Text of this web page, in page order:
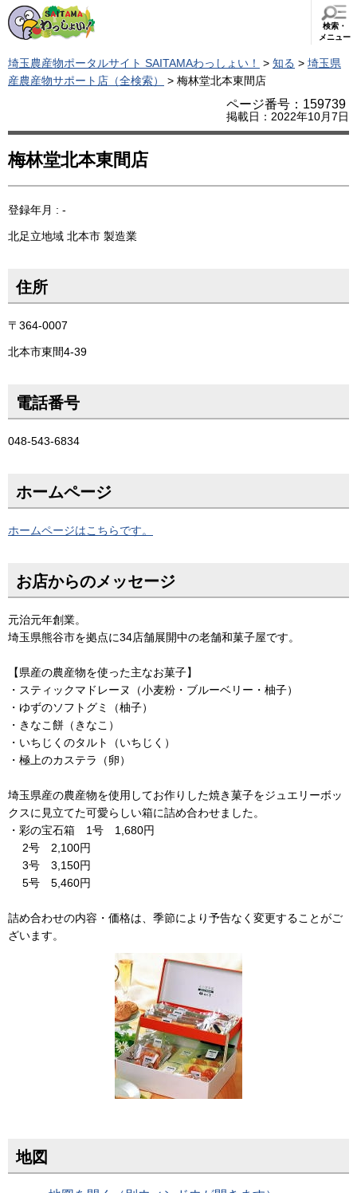
検索・
メニュー
埼玉農産物ポータルサイト SAITAMAわっしょい！ > 知る > 埼玉県
産農産物サポート店（全検索）
> 梅林堂北本東間店
ページ番号：159739
掲載日：2022年10月7日
梅林堂北本東間店
登録年月 : -
北足立地域 北本市 製造業
住所
〒364-0007
北本市東間4-39
電話番号
048-543-6834
ホームページ
ホームページはこちらです。
お店からのメッセージ
元治元年創業。
埼玉県熊谷市を拠点に34店舗展開中の老舗和菓子屋です。
【県産の農産物を使った主なお菓子】
・スティックマドレーヌ（小麦粉・ブルーベリー・柚子）
・ゆずのソフトグミ（柚子）
・きなこ餅（きなこ）
・いちじくのタルト（いちじく）
・極上のカステラ（卵）
埼玉県産の農産物を使用してお作りした焼き菓子をジュエリーボッ
クスに見立てた可愛らしい箱に詰め合わせました。
・彩の宝石箱 1号 1,680円
2号 2,100円
3号 3,150円
5号 5,460円
詰め合わせの内容・価格は、季節により予告なく変更することがご
ざいます。
地図